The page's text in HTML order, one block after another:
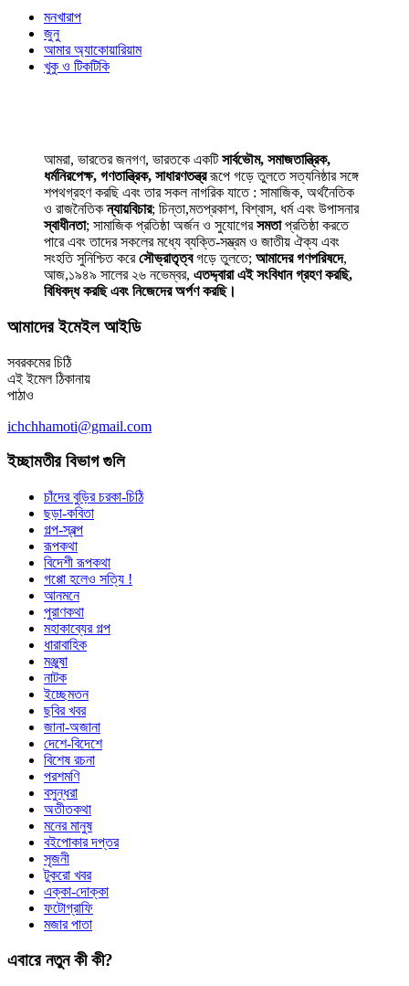
মনখারাপ
জুনু
আমার অ্যাকোয়ারিয়াম
খুকু ও টিকটিকি
আমরা, ভারতের জনগণ, ভারতকে একটিসার্বভৌম, সমাজতান্ত্রিক,
ধর্মনিরপেক্ষ, গণতান্ত্রিক, সাধারণতন্ত্ররূপে গড়ে তুলতে সত্যনিষ্ঠার সঙ্গে
শপথগ্রহণ করছি এবং তার সকল নাগরিক যাতে : সামাজিক, অর্থনৈতিক
ও রাজনৈতিকন্যায়বিচার; চিন্তা,মতপ্রকাশ, বিশ্বাস, ধর্ম এবং উপাসনার
স্বাধীনতা; সামাজিক প্রতিষ্ঠা অর্জন ও সুযোগেরসমতাপ্রতিষ্ঠা করতে
পারে এবং তাদের সকলের মধ্যে ব্যক্তি-সম্ভ্রম ও জাতীয় ঐক্য এবং
সংহতি সুনিশ্চিত করেসৌভ্রাতৃত্বগড়ে তুলতে; আমাদের গণপরিষদে,
আজ,১৯৪৯ সালের ২৬ নভেম্বর, এতদ্দ্বারা এই সংবিধান গ্রহণ করছি,
বিধিবদ্ধ করছি এবং নিজেদের অর্পণ করছি।
আমাদের ইমেইল আইডি
সবরকমের চিঠি
এই ইমেল ঠিকানায়
পাঠাও
ichchhamoti@gmail.com
ইচ্ছামতীর বিভাগ গুলি
চাঁদের বুড়ির চরকা-চিঠি
ছড়া-কবিতা
গল্প-স্বল্প
রূপকথা
বিদেশী রূপকথা
গপ্পো হলেও সত্যি !
আনমনে
পুরাণকথা
মহাকাব্যের গল্প
ধারাবাহিক
মঞ্জুষা
নাটক
ইচ্ছেমতন
ছবির খবর
জানা-অজানা
দেশে-বিদেশে
বিশেষ রচনা
পরশমণি
বসুন্ধরা
অতীতকথা
মনের মানুষ
বইপোকার দপ্তর
সৃজনী
টুকরো খবর
এক্কা-দোক্কা
ফটোগ্রাফি
মজার পাতা
এবারে নতুন কী কী?